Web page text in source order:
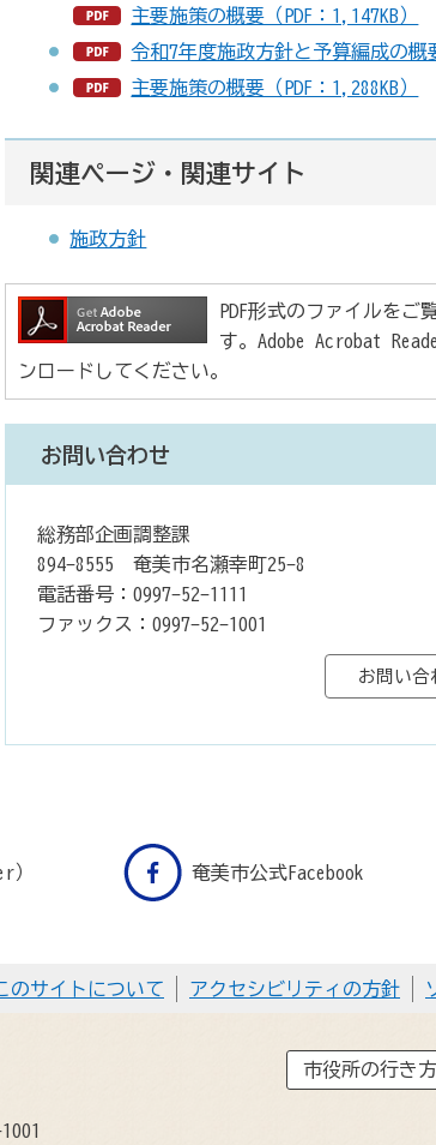
主要施策の概要（PDF：1,147KB）
令和7年度施政方針と予算編成の概要
主要施策の概要（PDF：1,288KB）
関連ページ・関連サイト
施政方針
PDF形式のファイルをご
す。Adobe Acrobat
ンロードしてください。
お問い合わせ
総務部企画調整課
894-8555 奄美市名瀬幸町25-8
電話番号：0997-52-1111
ファックス：0997-52-1001
） 奄美市公式Facebook
のサイトについて アクセシビリティの方針
市役所の行き方